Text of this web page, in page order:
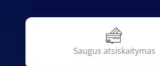
Saugus atsiskaitymas